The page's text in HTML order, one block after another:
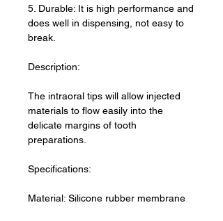
5. Durable: It is high performance and
does well in dispensing, not easy to
break.
Description:
The intraoral tips will allow injected
materials to flow easily into the
delicate margins of tooth
preparations.
Specifications:
Material: Silicone rubber membrane